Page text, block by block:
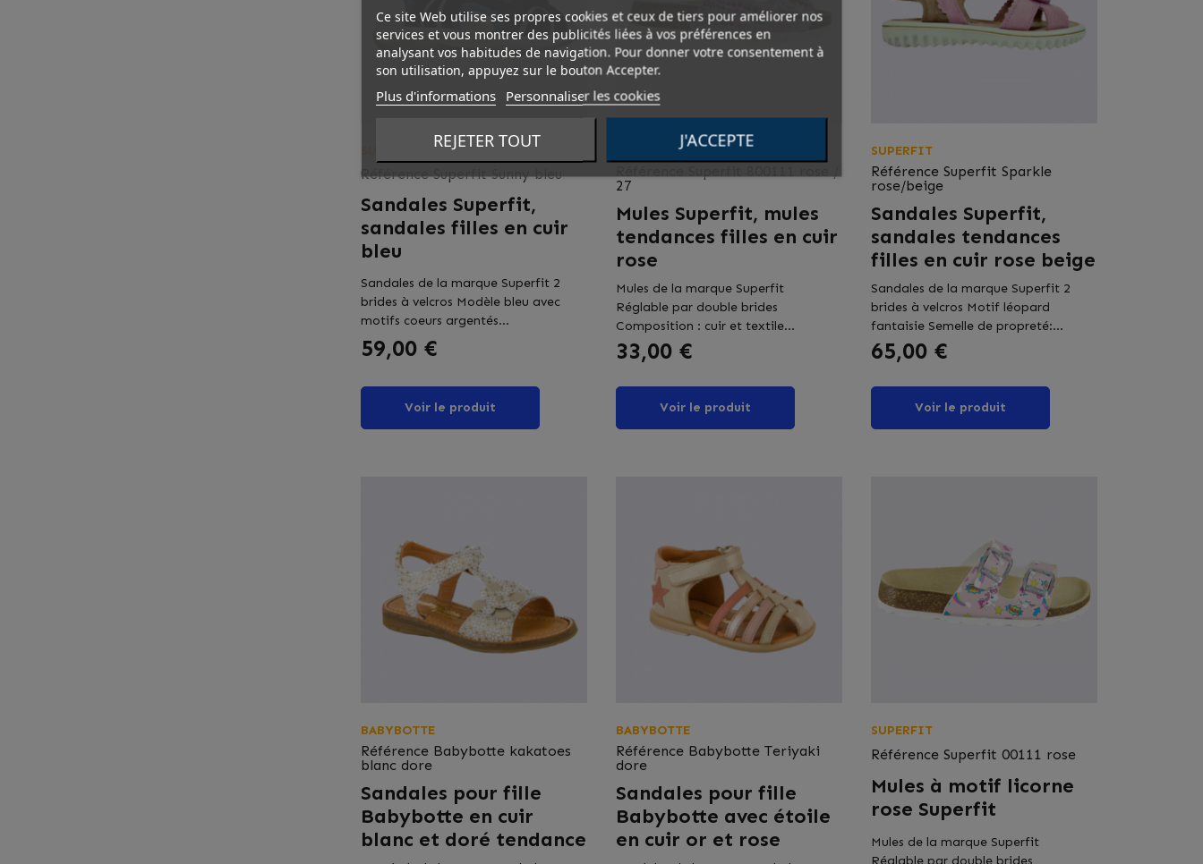
Référence Superfit Sunny bleu
Sandales Superfit,
sandales filles en cuir
bleu
Sandales de la marque Superfit 2
brides à velcros Modèle bleu avec
motifs coeurs argentés...
Prix
59,00 €
Voir le produit
27
Mules Superfit, mules
tendances filles en cuir
rose
Mules de la marque Superfit
Réglable par double brides
Composition : cuir et textile...
Prix
33,00 €
Voir le produit
SUPERFIT
Référence Superfit Sparkle
rose/beige
Sandales Superfit,
sandales tendances
filles en cuir rose beige
Sandales de la marque Superfit 2
brides à velcros Motif léopard
fantaisie Semelle de propreté:...
Prix
65,00 €
Voir le produit
BABYBOTTE
Référence Babybotte kakatoes
blanc dore
Sandales pour fille
Babybotte en cuir
blanc et doré tendance
BABYBOTTE
Référence Babybotte Teriyaki
dore
Sandales pour fille
Babybotte avec étoile
en cuir or et rose
SUPERFIT
Référence Superfit 00111 rose
Mules à motif licorne
rose Superfit
Mules de la marque Superfit
Réglable par double brides
Ce site Web utilise ses propres cookies et ceux de tiers pour améliorer nos
services et vous montrer des publicités liées à vos préférences en
analysant vos habitudes de navigation. Pour donner votre consentement à
son utilisation, appuyez sur le bouton Accepter.
Plus d'informations Personnaliser les cookies
REJETER TOUT J'ACCEPTE